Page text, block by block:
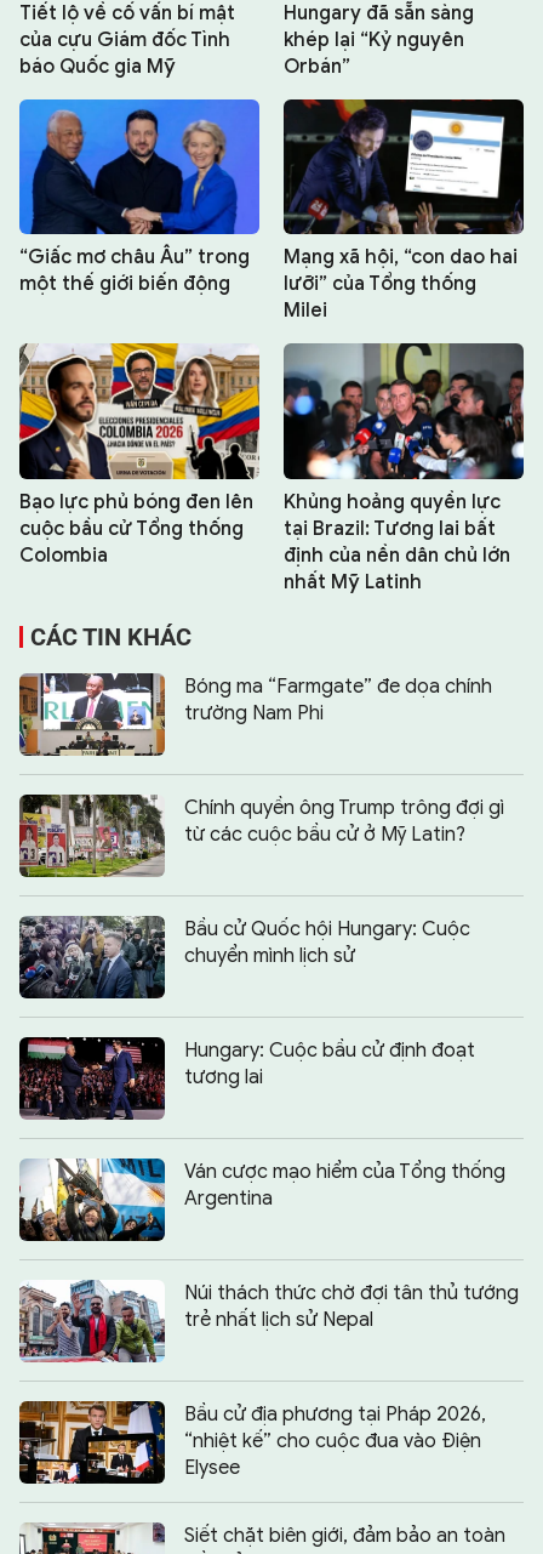
Tiết lộ về cố vấn bí mật
của cựu Giám đốc Tình
báo Quốc gia Mỹ
Hungary đã sẵn sàng
khép lại “Kỷ nguyên
Orbán”
“Giấc mơ châu Âu” trong
một thế giới biến động
Mạng xã hội, “con dao hai
lưỡi” của Tổng thống
Milei
Bạo lực phủ bóng đen lên
cuộc bầu cử Tổng thống
Colombia
Khủng hoảng quyền lực
tại Brazil: Tương lai bất
định của nền dân chủ lớn
nhất Mỹ Latinh
CÁC TIN KHÁC
Bóng ma “Farmgate” đe dọa chính
trường Nam Phi
Chính quyền ông Trump trông đợi gì
từ các cuộc bầu cử ở Mỹ Latin?
Bầu cử Quốc hội Hungary: Cuộc
chuyển mình lịch sử
Hungary: Cuộc bầu cử định đoạt
tương lai
Ván cược mạo hiểm của Tổng thống
Argentina
Núi thách thức chờ đợi tân thủ tướng
trẻ nhất lịch sử Nepal
Bầu cử địa phương tại Pháp 2026,
“nhiệt kế” cho cuộc đua vào Điện
Elysee
Siết chặt biên giới, đảm bảo an toàn